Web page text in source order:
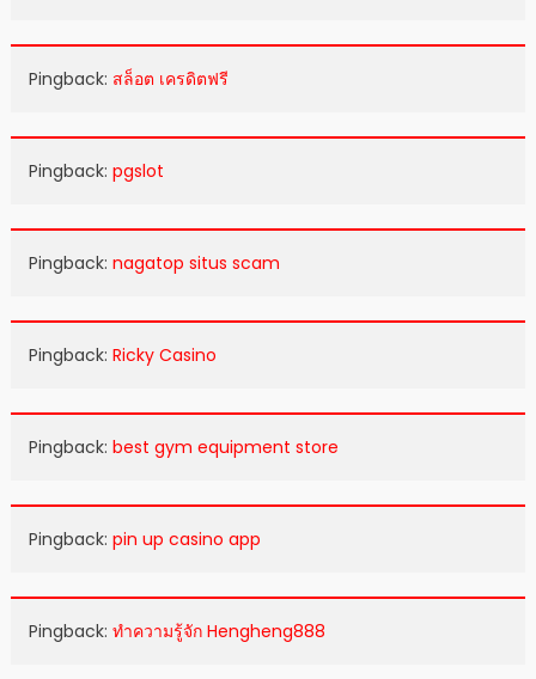
Pingback: สล็อต เครดิตฟรี
Pingback: pgslot
Pingback: nagatop situs scam
Pingback: Ricky Casino
Pingback: best gym equipment store
Pingback: pin up casino app
Pingback: ทำความรู้จัก Hengheng888